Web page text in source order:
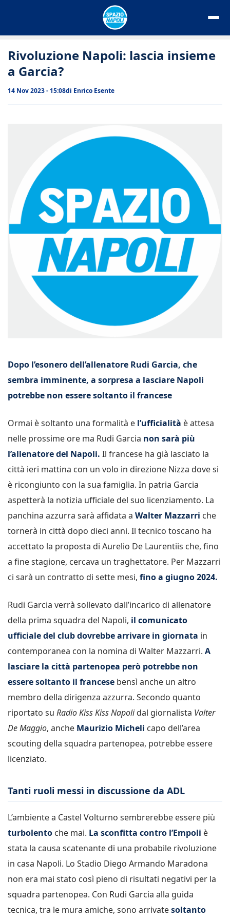
Rivoluzione Napoli: lascia insieme
a Garcia?
14 Nov 2023 - 15:08di Enrico Esente
Dopo l’esonero dell’allenatore Rudi Garcia, che
sembra imminente, a sorpresa a lasciare Napoli
potrebbe non essere soltanto il francese
Ormai è soltanto una formalità e l’ufficialità è attesa
nelle prossime ore ma Rudi Garcia non sarà più
l’allenatore del Napoli. Il francese ha già lasciato la
città ieri mattina con un volo in direzione Nizza dove si
è ricongiunto con la sua famiglia. In patria Garcia
aspetterà la notizia ufficiale del suo licenziamento. La
panchina azzurra sarà affidata a Walter Mazzarri che
tornerà in città dopo dieci anni. Il tecnico toscano ha
accettato la proposta di Aurelio De Laurentiis che, fino
a fine stagione, cercava un traghettatore. Per Mazzarri
ci sarà un contratto di sette mesi, fino a giugno 2024.
Rudi Garcia verrà sollevato dall’incarico di allenatore
della prima squadra del Napoli, il comunicato
ufficiale del club dovrebbe arrivare in giornata in
contemporanea con la nomina di Walter Mazzarri. A
lasciare la città partenopea però potrebbe non
essere soltanto il francese bensì anche un altro
membro della dirigenza azzurra. Secondo quanto
riportato su Radio Kiss Kiss Napolidal giornalista Valter
De Maggio, anche Maurizio Micheli capo dell’area
scouting della squadra partenopea, potrebbe essere
licenziato.
Tanti ruoli messi in discussione da ADL
L’ambiente a Castel Volturno sembrerebbe essere più
turbolento che mai. La sconfitta contro l’Empoli è
stata la causa scatenante di una probabile rivoluzione
in casa Napoli. Lo Stadio Diego Armando Maradona
non era mai stato così pieno di risultati negativi per la
squadra partenopea. Con Rudi Garcia alla guida
tecnica, tra le mura amiche, sono arrivatesoltanto